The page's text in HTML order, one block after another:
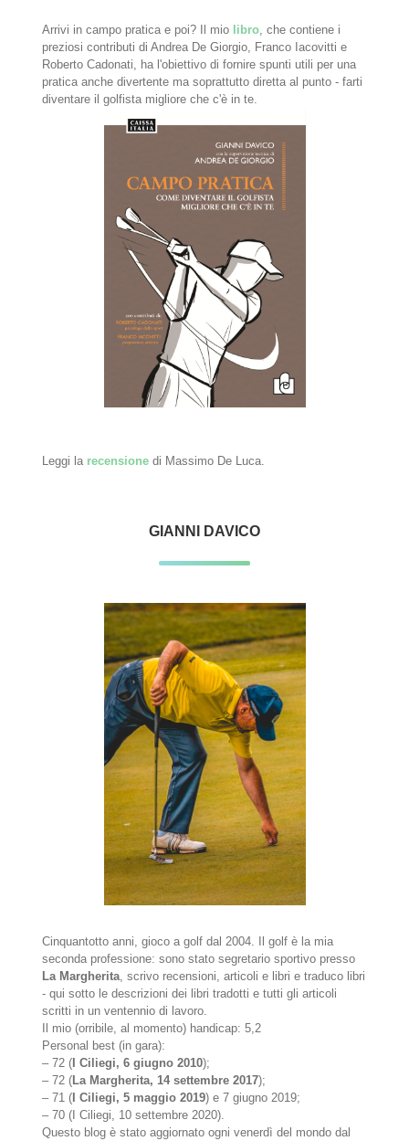
Arrivi in campo pratica e poi? Il mio libro , che contiene i
preziosi contributi di Andrea De Giorgio, Franco Iacovitti e
Roberto Cadonati, ha l'obiettivo di fornire spunti utili per una
pratica anche divertente ma soprattutto diretta al punto - farti
diventare il golfista migliore che c'è in te.
Leggi la recensione di Massimo De Luca.
GIANNI DAVICO
Cinquantotto anni, gioco a golf dal 2004. Il golf è la mia
seconda professione: sono stato segretario sportivo presso
La Margherita, scrivo recensioni, articoli e libri e traduco libri
- qui sotto le descrizioni dei libri tradotti e tutti gli articoli
scritti in un ventennio di lavoro.
Il mio (orribile, al momento) handicap: 5,2
Personal best (in gara):
– 72 ( I Ciliegi, 6 giugno 2010);
– 72 (La Margherita, 14 settembre 2017);
– 71 ( I Ciliegi, 5 maggio 2019) e 7 giugno 2019;
– 70 (I Ciliegi, 10 settembre 2020).
Questo blog è stato aggiornato ogni venerdì del mondo dal